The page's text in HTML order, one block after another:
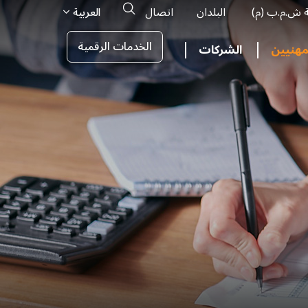
ش.م.ب (م) البلدان اتصال العربية
Search
الشركات الخدمات الرقمية